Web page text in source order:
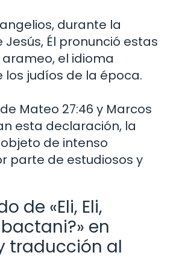
durante la
Jesús, Él pronunció estas
el idioma
los judíos de la época.
Mateo 27:46 y Marcos
esta declaración, la
de intenso
parte de estudiosos y
de «Eli, Eli,
en
traducción al